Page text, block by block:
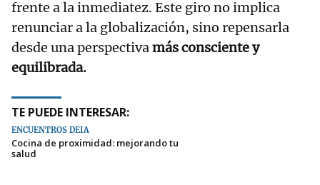
frente a la inmediatez. Este giro no implica
renunciar a la globalización, sino repensarla
desde una perspectivamás consciente y
equilibrada.
TE PUEDE INTERESAR:
ENCUENTROS DEIA
Cocina de proximidad: mejorando tu
salud